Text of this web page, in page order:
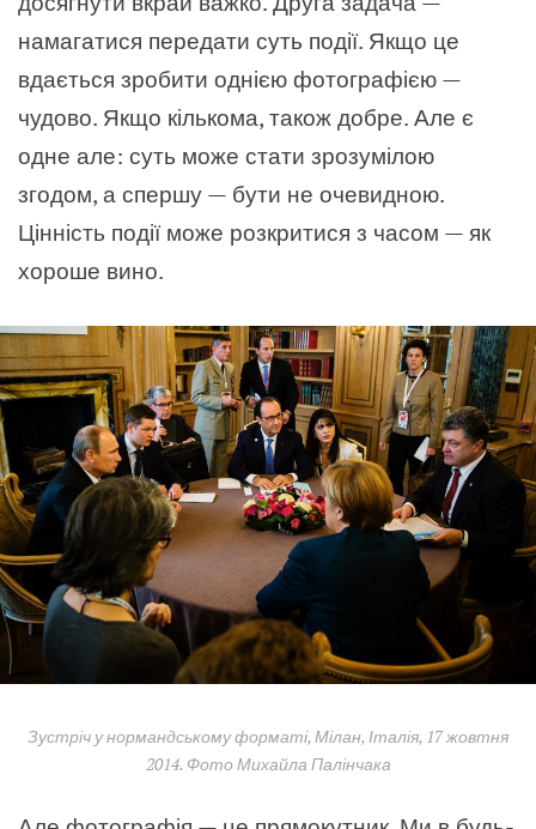
намагатися передати суть події. Якщо це
вдається зробити однією фотографією —
чудово. Якщо кількома, також добре. Але є
одне але: суть може стати зрозумілою
згодом, а спершу — бути не очевидною.
Цінність події може розкритися з часом — як
хороше вино.
Зустріч у нормандському форматі, Мілан, Італія, 17 жовтня
2014. Фото Михайла Палінчака